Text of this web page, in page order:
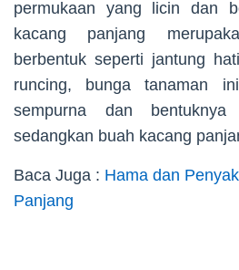
permukaan yang licin dan
kacang panjang
berbentuk seperti jantung
runcing, bunga tanaman
sempurna dan bentuknya
sedangkan buah kacang
Baca Juga : Hama dan
Panjang